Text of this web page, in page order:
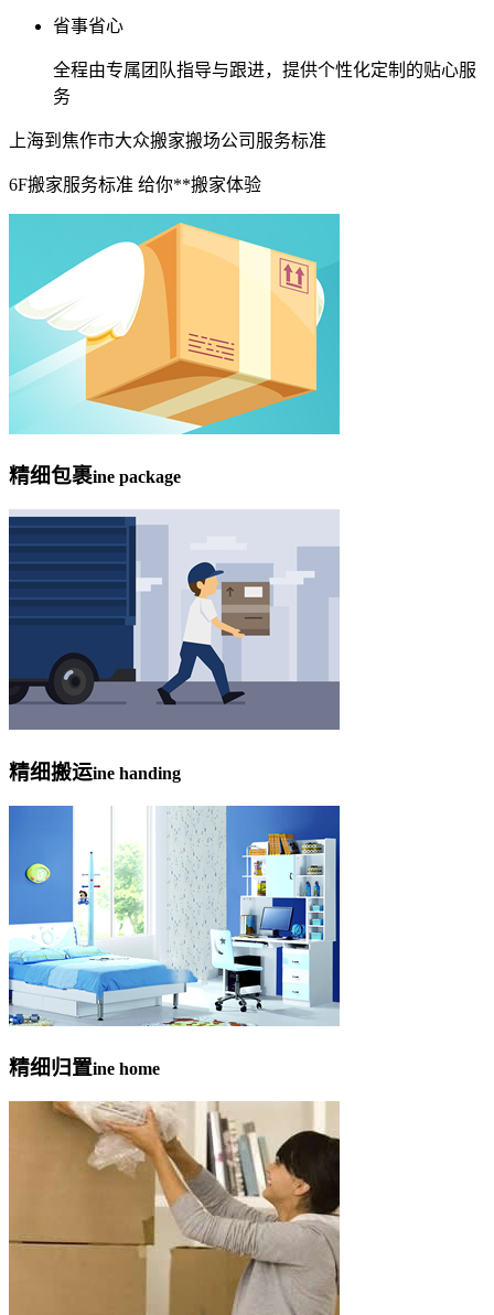
省事省心
全程由专属团队指导与跟进，提供个性化定制的贴心服
务
上海到焦作市大众搬家搬场公司服务标准
6F搬家服务标准 给你**搬家体验
精细包裹ine package
精细搬运ine handing
精细归置ine home